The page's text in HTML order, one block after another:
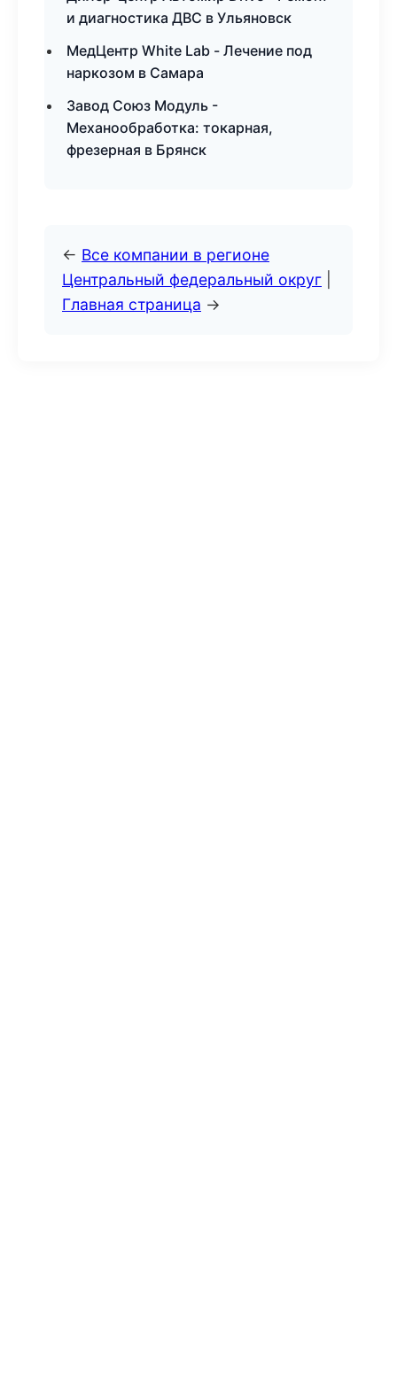
и диагностика ДВС в Ульяновск
МедЦентр White Lab - Лечение под
наркозом в Самара
Завод Союз Модуль -
Механообработка: токарная,
фрезерная в Брянск
← Все компании в регионе
Центральный федеральный округ
Главная страница →